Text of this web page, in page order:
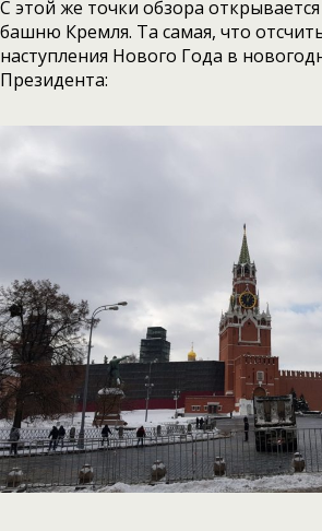
С этой же точки обзора
башню Кремля. Та самая, что
наступления Нового Года в
Президента: